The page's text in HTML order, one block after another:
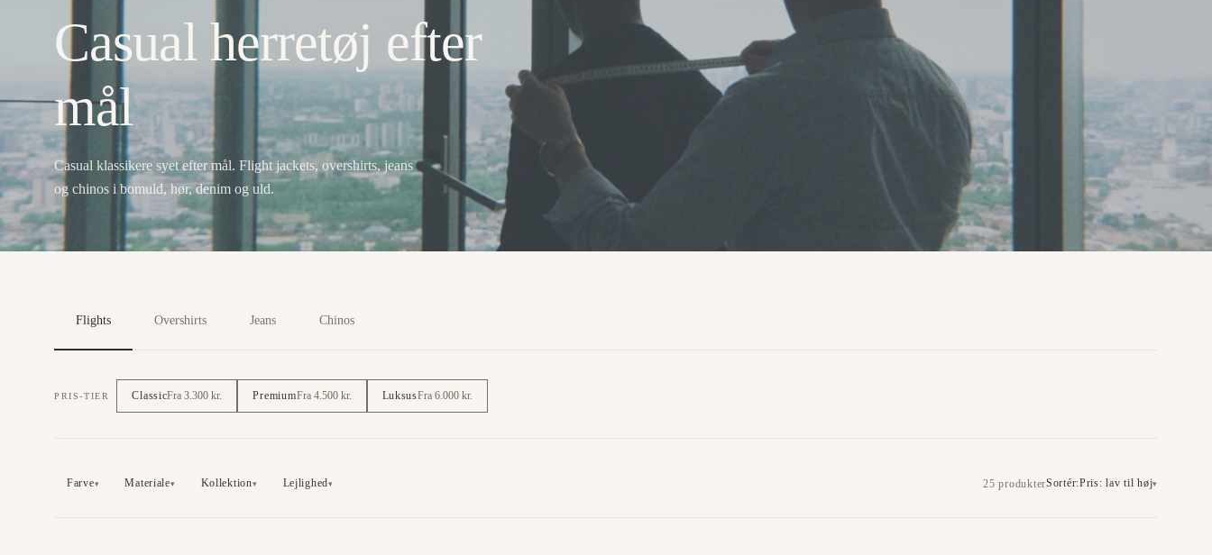
Casual herretøj efter
mål
Casual klassikere syet efter mål. Flight jackets, overshirts, jeans
og chinos i bomuld, hør, denim og uld.
Flights Overshirts Jeans Chinos
PRIS-TIER ClassicFra 3.300 kr. PremiumFra 4.500 kr. LuksusFra 6.000 kr.
Farve▾ Materiale▾ Kollektion▾ Lejlighed▾ 25 produkterSortér:Pris: lav til høj▾